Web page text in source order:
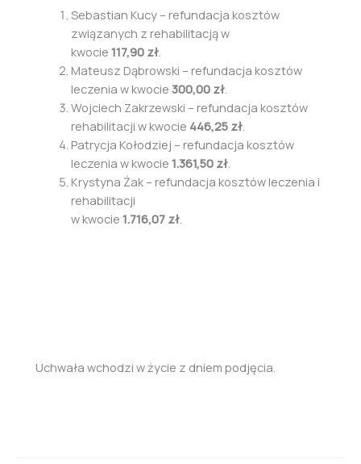
Sebastian Kucy – refundacja kosztów
związanych z rehabilitacją w
kwocie 117,90 zł.
Mateusz Dąbrowski – refundacja kosztów
leczenia w kwocie 300,00 zł.
Wojciech Zakrzewski – refundacja kosztów
rehabilitacji w kwocie 446,25 zł.
Patrycja Kołodziej – refundacja kosztów
leczenia w kwocie 1.361,50 zł.
Krystyna Żak – refundacja kosztów leczenia i
rehabilitacji
w kwocie 1.716,07 zł.
Uchwała wchodzi w życie z dniem podjęcia.